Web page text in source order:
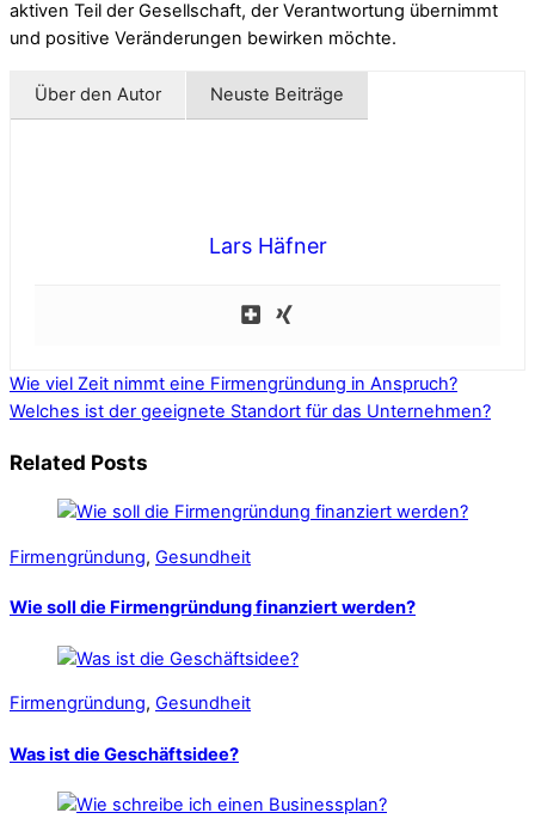
aktiven Teil der Gesellschaft, der Verantwortung übernimmt
und positive Veränderungen bewirken möchte.
Über den Autor Neuste Beiträge
Lars Häfner
Wie viel Zeit nimmt eine Firmengründung in Anspruch?
Welches ist der geeignete Standort für das Unternehmen?
Related Posts
Firmengründung, Gesundheit
Wie soll die Firmengründung finanziert werden?
Firmengründung, Gesundheit
Was ist die Geschäftsidee?